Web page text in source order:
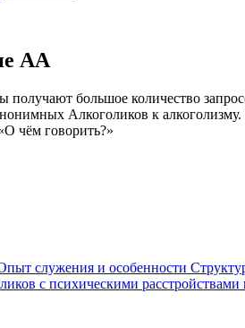
АА
большое количество
Алкоголиков к
чём говорить?»
служения и особенности
с психическими расстройствами